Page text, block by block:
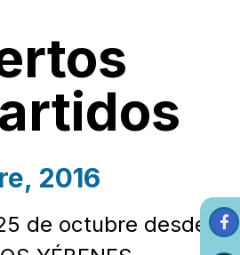
2016
de octubre desde el